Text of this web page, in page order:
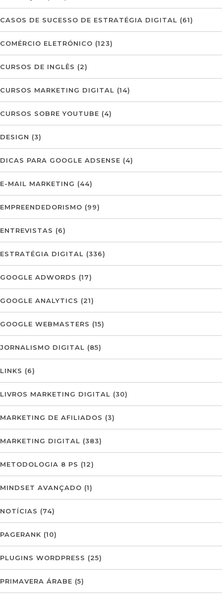
CASOS DE SUCESSO DE ESTRATÉGIA DIGITAL (61)
COMÉRCIO ELETRÓNICO (123)
CURSOS DE INGLÊS (2)
CURSOS MARKETING DIGITAL (14)
CURSOS SOBRE YOUTUBE (4)
DESIGN (3)
DICAS PARA GOOGLE ADSENSE (4)
E-MAIL MARKETING (44)
EMPREENDEDORISMO (99)
ENTREVISTAS (6)
ESTRATÉGIA DIGITAL (336)
GOOGLE ADWORDS (17)
GOOGLE ANALYTICS (21)
GOOGLE WEBMASTERS (15)
JORNALISMO DIGITAL (85)
LINKS (6)
LIVROS MARKETING DIGITAL (30)
MARKETING DE AFILIADOS (3)
MARKETING DIGITAL (383)
METODOLOGIA 8 PS (12)
MINDSET AVANÇADO (1)
NOTÍCIAS (74)
PAGERANK (10)
PLUGINS WORDPRESS (25)
PRIMAVERA ÁRABE (5)